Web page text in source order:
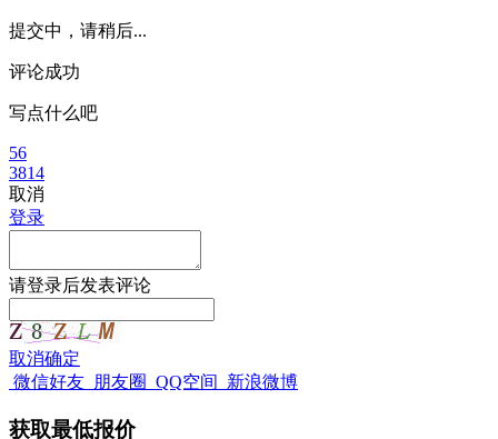
提交中，请稍后...
评论成功
写点什么吧
56
3814
取消
登录
请登录后发表评论
取消确定
微信好友 朋友圈 QQ空间 新浪微博
获取最低报价